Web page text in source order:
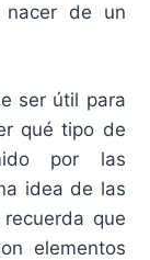
nacer de un
ser útil para
qué tipo de
por las
idea de las
que
elementos